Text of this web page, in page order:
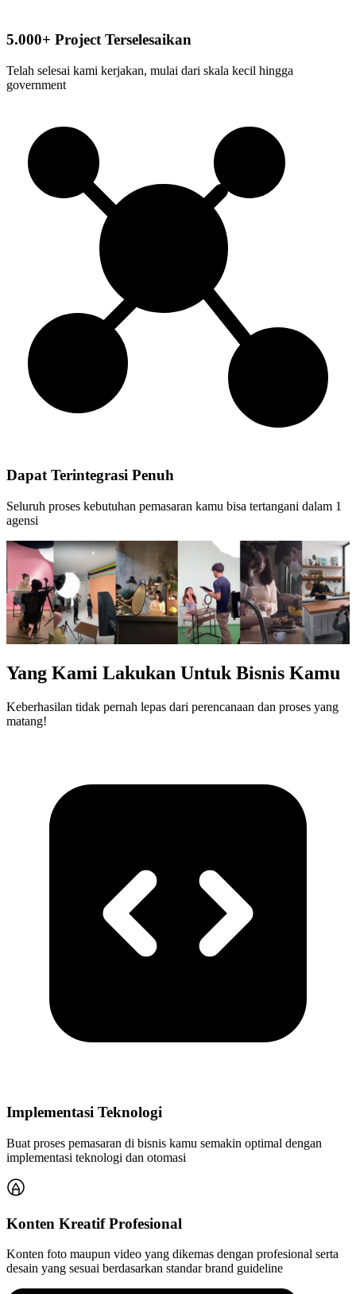
5.000+ Project Terselesaikan
Telah selesai kami kerjakan, mulai dari skala kecil hingga
government
Dapat Terintegrasi Penuh
Seluruh proses kebutuhan pemasaran kamu bisa tertangani dalam 1
agensi
Yang Kami Lakukan Untuk Bisnis Kamu
Keberhasilan tidak pernah lepas dari perencanaan dan proses yang
matang!
Implementasi Teknologi
Buat proses pemasaran di bisnis kamu semakin optimal dengan
implementasi teknologi dan otomasi
Konten Kreatif Profesional
Konten foto maupun video yang dikemas dengan profesional serta
desain yang sesuai berdasarkan standar brand guideline